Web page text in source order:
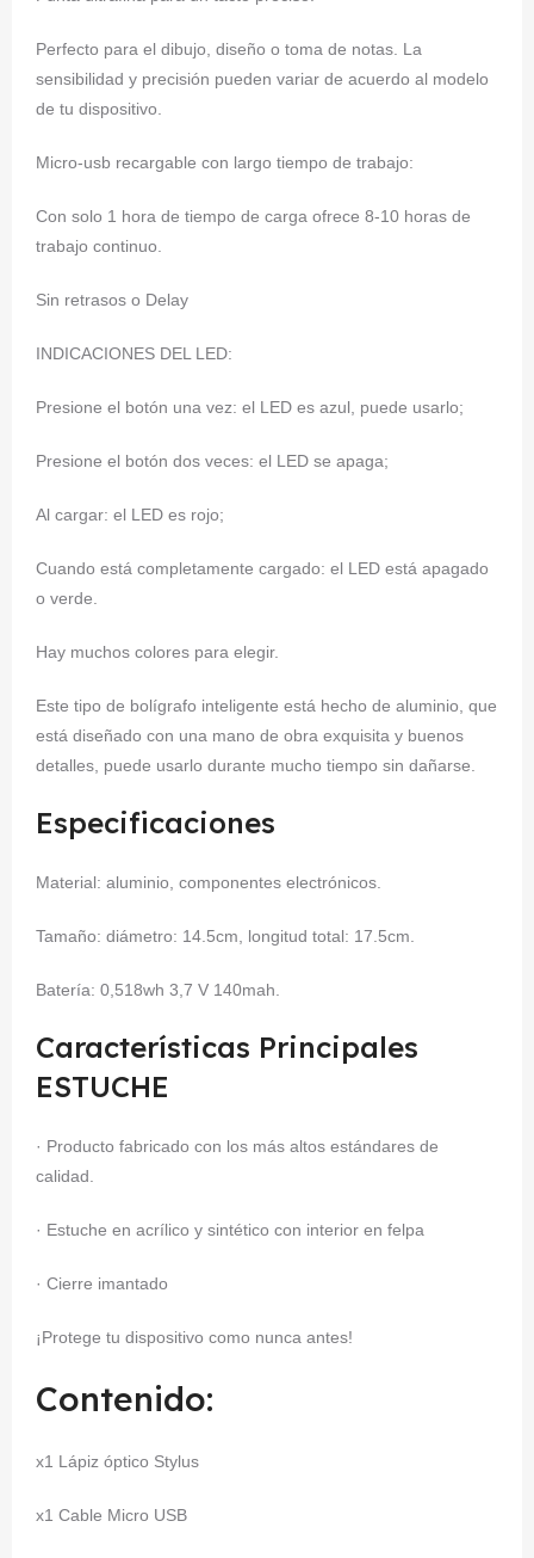
Perfecto para el dibujo, diseño o toma de notas. La
sensibilidad y precisión pueden variar de acuerdo al modelo
de tu dispositivo.
Micro-usb recargable con largo tiempo de trabajo:
Con solo 1 hora de tiempo de carga ofrece 8-10 horas de
trabajo continuo.
Sin retrasos o Delay
INDICACIONES DEL LED:
Presione el botón una vez: el LED es azul, puede usarlo;
Presione el botón dos veces: el LED se apaga;
Al cargar: el LED es rojo;
Cuando está completamente cargado: el LED está apagado
o verde.
Hay muchos colores para elegir.
Este tipo de bolígrafo inteligente está hecho de aluminio, que
está diseñado con una mano de obra exquisita y buenos
detalles, puede usarlo durante mucho tiempo sin dañarse.
Especificaciones
Material: aluminio, componentes electrónicos.
Tamaño: diámetro: 14.5cm, longitud total: 17.5cm.
Batería: 0,518wh 3,7 V 140mah.
Características Principales
ESTUCHE
· Producto fabricado con los más altos estándares de
calidad.
· Estuche en acrílico y sintético con interior en felpa
· Cierre imantado
¡Protege tu dispositivo como nunca antes!
Contenido:
x1 Lápiz óptico Stylus
x1 Cable Micro USB